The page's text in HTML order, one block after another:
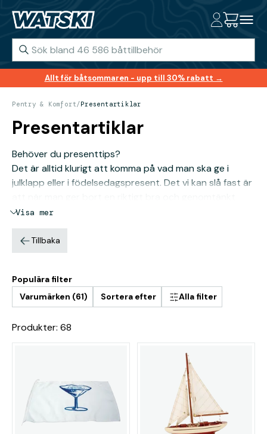
Allt för båtsommaren - upp till 30% rabatt →
Pentry & Komfort/Presentartiklar
Presentartiklar
Behöver du presenttips?
Det är alltid klurigt att komma på vad man ska ge i
julklapp eller i födelsedagspresent. Det vi kan slå fast är
present är känslan bättre än när man får egna
presenter.
Här hittar du presenttips för alla tillfällen, men kanske
främst för de båt- och friluftsintresserade.
Visa mer
Tillbaka
Populära filter
Varumärken (61)
Sortera efter Alla filter
Produkter: 68